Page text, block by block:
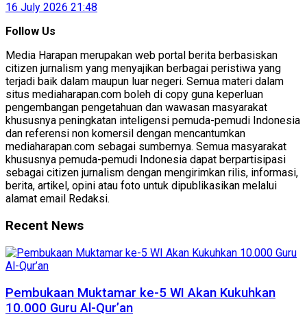
16 July 2026 21:48
Follow Us
Media Harapan merupakan web portal berita berbasiskan
citizen jurnalism yang menyajikan berbagai peristiwa yang
terjadi baik dalam maupun luar negeri. Semua materi dalam
situs mediaharapan.com boleh di copy guna keperluan
pengembangan pengetahuan dan wawasan masyarakat
khususnya peningkatan inteligensi pemuda-pemudi Indonesia
dan referensi non komersil dengan mencantumkan
mediaharapan.com sebagai sumbernya. Semua masyarakat
khususnya pemuda-pemudi Indonesia dapat berpartisipasi
sebagai citizen jurnalism dengan mengirimkan rilis, informasi,
berita, artikel, opini atau foto untuk dipublikasikan melalui
alamat email Redaksi.
Recent News
Pembukaan Muktamar ke-5 WI Akan Kukuhkan
10.000 Guru Al-Qur’an